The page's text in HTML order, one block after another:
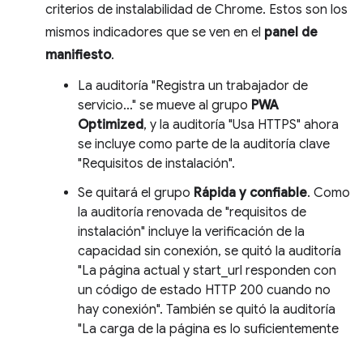
criterios de instalabilidad de Chrome. Estos son los
mismos indicadores que se ven en el panel de
manifiesto.
La auditoría "Registra un trabajador de
servicio…" se mueve al grupo PWA
Optimized, y la auditoría "Usa HTTPS" ahora
se incluye como parte de la auditoría clave
"Requisitos de instalación".
Se quitará el grupo Rápida y confiable. Como
la auditoría renovada de "requisitos de
instalación" incluye la verificación de la
capacidad sin conexión, se quitó la auditoría
"La página actual y start_url responden con
un código de estado HTTP 200 cuando no
hay conexión". También se quitó la auditoría
"La carga de la página es lo suficientemente